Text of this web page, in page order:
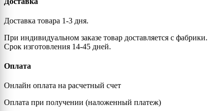
Доставка товара 1-3 дня.
При индивидуальном заказе товар доставляется с фабрики.
Срок изготовления 14-45 дней.
Оплата
Онлайн оплата на расчетный счет
Оплата при получении (наложенный платеж)